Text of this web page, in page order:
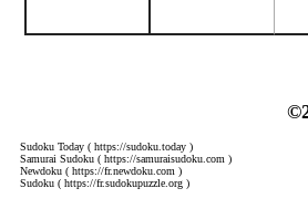
Sudoku Today ( https://sudoku.today )
Samurai Sudoku ( https://samuraisudoku.com )
Newdoku ( https://fr.newdoku.com )
Sudoku ( https://fr.sudokupuzzle.org )